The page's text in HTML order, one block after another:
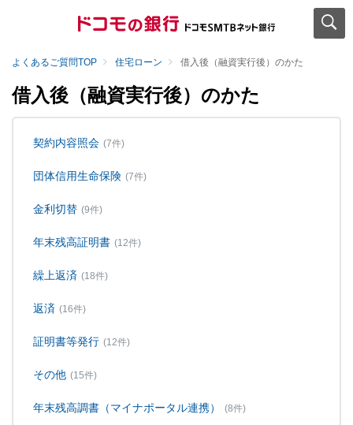
よくあるご質問TOP 住宅ローン 借入後（融資実行後）のかた
借入後（融資実行後）のかた
契約内容照会 (7件)
団体信用生命保険 (7件)
金利切替 (9件)
年末残高証明書 (12件)
繰上返済 (18件)
返済 (16件)
証明書等発行 (12件)
その他 (15件)
年末残高調書（マイナポータル連携） (8件)